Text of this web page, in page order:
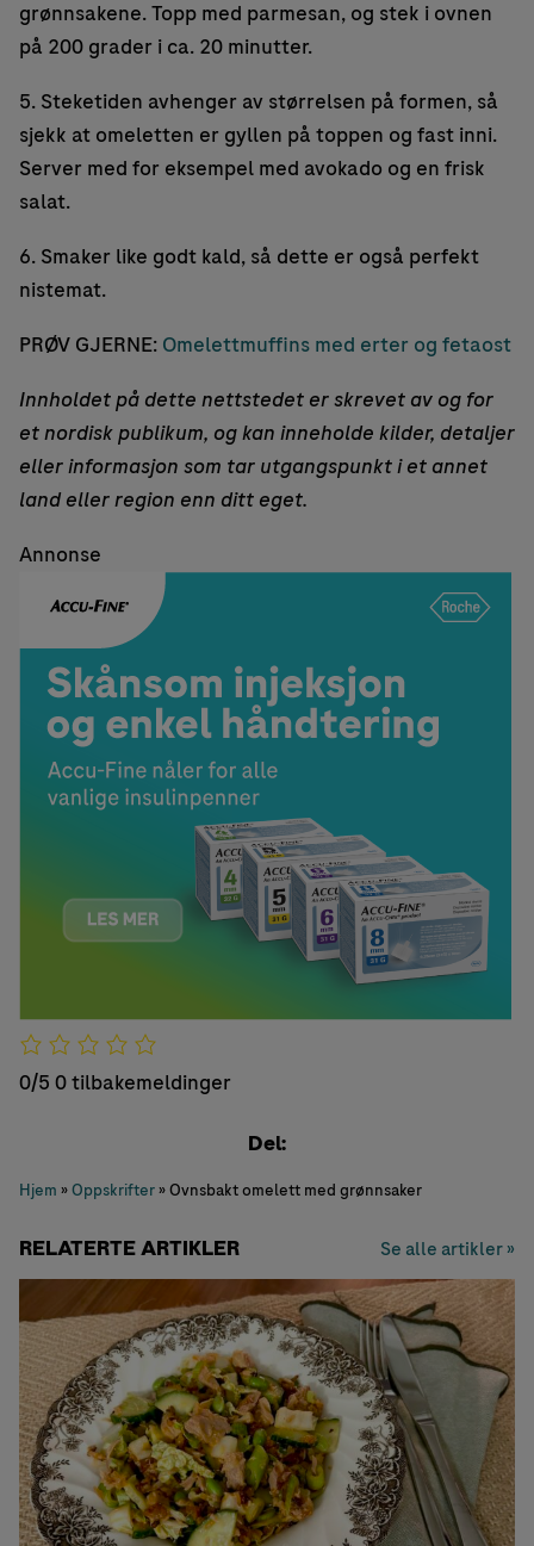
grønnsakene. Topp med parmesan, og stek i ovnen
på 200 grader i ca. 20 minutter.
5. Steketiden avhenger av størrelsen på formen, så
sjekk at omeletten er gyllen på toppen og fast inni.
Server med for eksempel med avokado og en frisk
salat.
6. Smaker like godt kald, så dette er også perfekt
nistemat.
PRØV GJERNE: Omelettmuffins med erter og fetaost
Innholdet på dette nettstedet er skrevet av og for
et nordisk publikum, og kan inneholde kilder, detaljer
eller informasjon som tar utgangspunkt i et annet
land eller region enn ditt eget.
Annonse
0/5 0 tilbakemeldinger
Del:
Hjem »Oppskrifter»Ovnsbakt omelett med grønnsaker
RELATERTE ARTIKLER Se alle artikler »